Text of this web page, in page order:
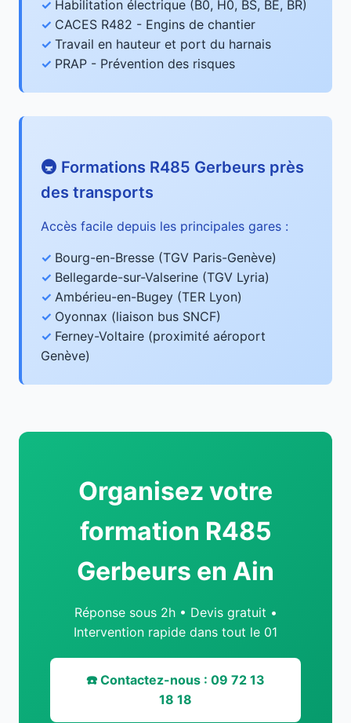
Habilitation électrique (B0, H0, BS, BE, BR)
CACES R482 - Engins de chantier
Travail en hauteur et port du harnais
PRAP - Prévention des risques
🚇 Formations R485 Gerbeurs près
des transports
Accès facile depuis les principales gares :
Bourg-en-Bresse (TGV Paris-Genève)
Bellegarde-sur-Valserine (TGV Lyria)
Ambérieu-en-Bugey (TER Lyon)
Oyonnax (liaison bus SNCF)
Ferney-Voltaire (proximité aéroport
Genève)
Organisez votre
formation R485
Gerbeurs en Ain
Réponse sous 2h • Devis gratuit •
Intervention rapide dans tout le 01
☎️ Contactez-nous : 09 72 13
18 18